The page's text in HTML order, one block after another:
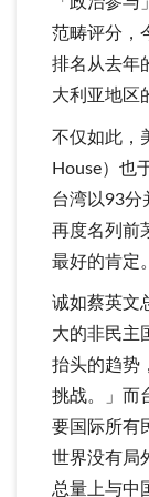
范畴评分，
排名从去年
大利亚地区
不仅如此，
House）也
台湾以93分
再度名列前
最好的肯定。
诚如蔡英文
大的非民主
抬头的趋势
挑战。」而
要国际所有
世界没有局
总量上与中